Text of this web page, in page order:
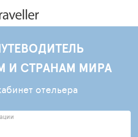
И СТРАНАМ МИРА
отельера